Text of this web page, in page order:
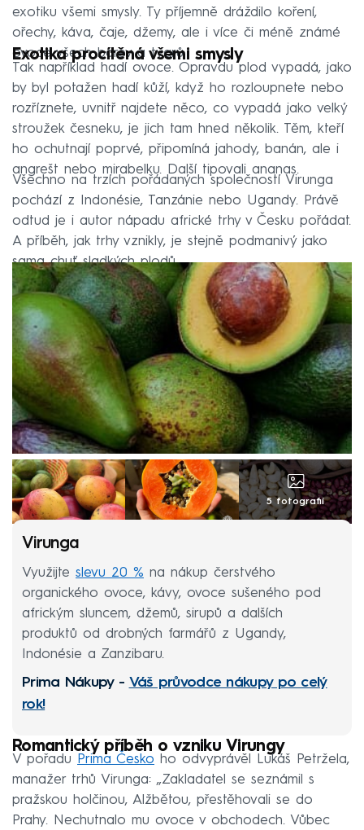
exotiku všemi smysly. Ty příjemně dráždilo koření,
ořechy, káva, čaje, džemy, ale i více či méně známé
ovoce všech barev a tvarů.
Exotika procítěná všemi smysly
Tak například hadí ovoce. Opravdu plod vypadá, jako
by byl potažen hadí kůží, když ho rozloupnete nebo
rozříznete, uvnitř najdete něco, co vypadá jako velký
stroužek česneku, je jich tam hned několik. Těm, kteří
ho ochutnají poprvé, připomíná jahody, banán, ale i
angrešt nebo mirabelku. Další tipovali ananas.
Všechno na trzích pořádaných společností Virunga
pochází z Indonésie, Tanzánie nebo Ugandy. Právě
odtud je i autor nápadu africké trhy v Česku pořádat.
A příběh, jak trhy vznikly, je stejně podmanivý jako
sama chuť sladkých plodů.
5 fotografií
Virunga
Využijte slevu 20 % na nákup čerstvého
organického ovoce, kávy, ovoce sušeného pod
africkým sluncem, džemů, sirupů a dalších
produktů od drobných farmářů z Ugandy,
Indonésie a Zanzibaru.
Prima Nákupy - Váš průvodce nákupy po celý
rok!
Romantický příběh o vzniku Virungy
V pořadu Prima Česko ho odvyprávěl Lukáš Petržela,
manažer trhů Virunga: „Zakladatel se seznámil s
pražskou holčinou, Alžbětou, přestěhovali se do
Prahy. Nechutnalo mu ovoce v obchodech. Vůbec